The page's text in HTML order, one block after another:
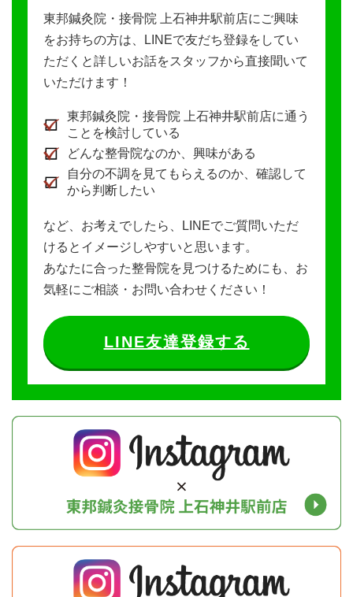
東邦鍼灸院・接骨院 上石神井駅前店にご興味
をお持ちの方は、LINEで友だち登録をしてい
ただくと詳しいお話をスタッフから直接聞いて
いただけます！
東邦鍼灸院・接骨院 上石神井駅前店に通う
ことを検討している
どんな整骨院なのか、興味がある
自分の不調を見てもらえるのか、確認して
から判断したい
など、お考えでしたら、LINEでご質問いただ
けるとイメージしやすいと思います。
あなたに合った整骨院を見つけるためにも、お
気軽にご相談・お問い合わせください！
LINE友達登録する